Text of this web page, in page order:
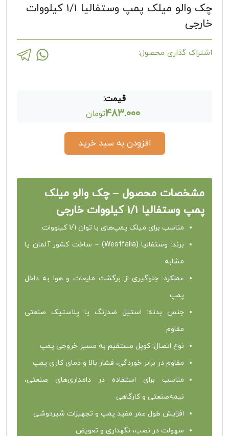
چک والو میلک پمپ وستفالیا 1/1 کیلووات
خارجی
اشتراک گذاری محصول:
قیمت:
تومان
افزودن به سبد خرید
مشخصات محصول – چک والو میلک
پمپ وستفالیا 1/1 کیلووات خارجی
مناسب برای میلک پمپ‌های با توان 1/1 کیلووات
برند: وستفالیا (Westfalia) – ساخت کشور آلمان یا
مشابه
عملکرد: جلوگیری از برگشت مایعات و هوا به داخل
پمپ
جنس بدنه: استیل ضدزنگ یا پلاستیک صنعتی
مقاوم
نوع اتصال: کوپل مستقیم به مسیر خروجی پمپ
مقاوم در برابر خوردگی، فشار بالا و دمای کاری پمپ
مناسب برای استفاده در دامداری‌های صنعتی،
نیمه‌صنعتی و کارگاهی
افزایش طول عمر مفید پمپ و تجهیزات شیردوشی
سهولت در نصب، نگهداری و تعویض